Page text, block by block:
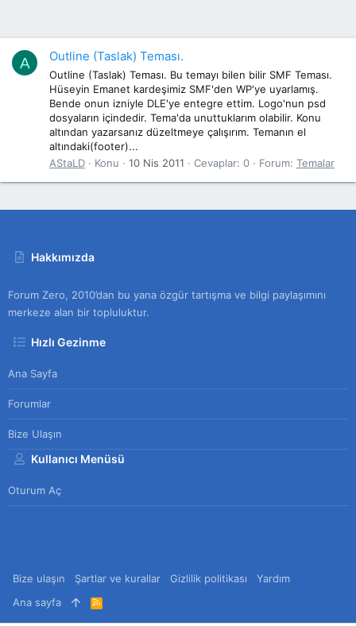
A Outline (Taslak) Teması.
Outline (Taslak) Teması. Bu temayı bilen bilir SMF Teması.
Hüseyin Emanet kardeşimiz SMF'den WP'ye uyarlamış.
Bende onun izniyle DLE'ye entegre ettim. Logo'nun psd
dosyaların içindedir. Tema'da unuttuklarım olabilir. Konu
altından yazarsanız düzeltmeye çalışırım. Temanın el
altındaki(footer)...
AStaLD
Konu 10 Nis 2011 Cevaplar: 0 Forum: Temalar
Hakkımızda
Forum Zero, 2010’dan bu yana özgür tartışma ve bilgi paylaşımını
merkeze alan bir topluluktur.
Hızlı Gezinme
Ana Sayfa
Forumlar
Bize Ulaşın
Kullanıcı Menüsü
Oturum Aç
Bize ulaşın Şartlar ve kurallar Gizlilik politikası
Yardım
Ana sayfa
R
S